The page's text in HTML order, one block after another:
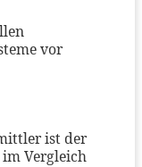
vor
ist der
Vergleich